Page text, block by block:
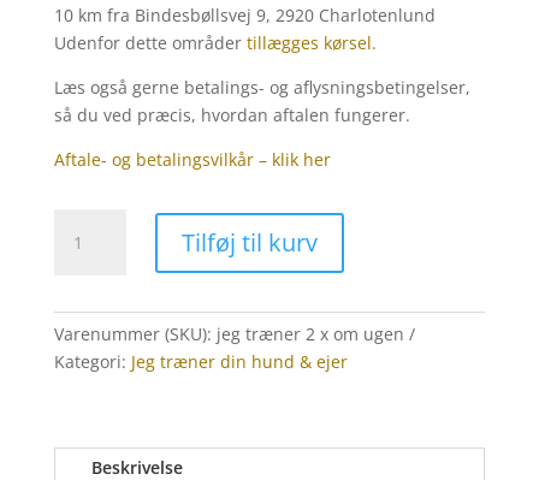
10 km fra Bindesbøllsvej 9, 2920 Charlotenlund
Udenfor dette områdertillægges kørsel.
Læs også gerne betalings- og aflysningsbetingelser,
så du ved præcis, hvordan aftalen fungerer.
Aftale- og betalingsvilkår – klik her
træner
–
2×
+
Tilføj til kurv
Varenummer (SKU): jeg træner 2 x om ugen
Kategori: Jeg træner din hund & ejer
Beskrivelse